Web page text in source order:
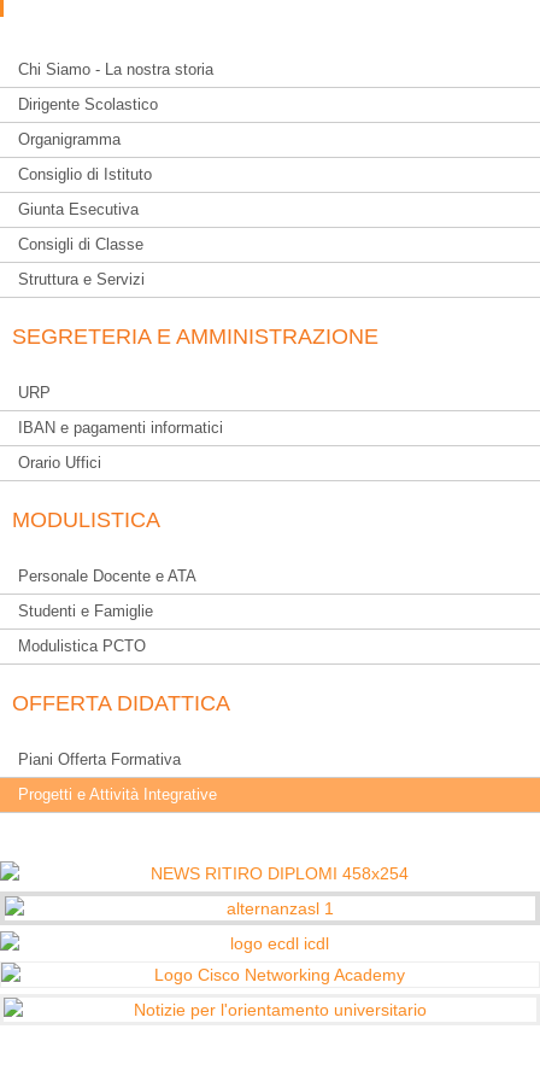
Chi Siamo - La nostra storia
Dirigente Scolastico
Organigramma
Consiglio di Istituto
Giunta Esecutiva
Consigli di Classe
Struttura e Servizi
SEGRETERIA E AMMINISTRAZIONE
URP
IBAN e pagamenti informatici
Orario Uffici
MODULISTICA
Personale Docente e ATA
Studenti e Famiglie
Modulistica PCTO
OFFERTA DIDATTICA
Piani Offerta Formativa
Progetti e Attività Integrative